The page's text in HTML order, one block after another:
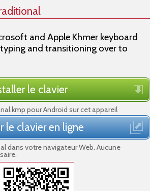
and Apple Khmer keyboard
and transitioning over to
le clavier
pour Android sur cet appareil
le clavier en ligne
dans votre navigateur Web. Aucune